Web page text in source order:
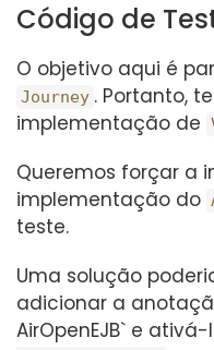
Código de
O objetivo aqui é
Journey . Portanto,
implementação de
Queremos forçar a
implementação do
teste.
Uma solução
adicionar a
AirOpenEJB` e